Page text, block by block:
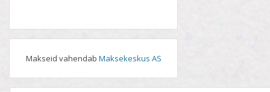
Makseid vahendab Maksekeskus AS